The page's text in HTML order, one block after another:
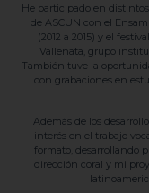
He participado en
de ASCUN con el
(2012 a 2015) y el
Vallenata, grupo
También tuve la
con grabaciones en
Además de los
interés en el trabajo
formato, desarrollando
dirección coral y mi